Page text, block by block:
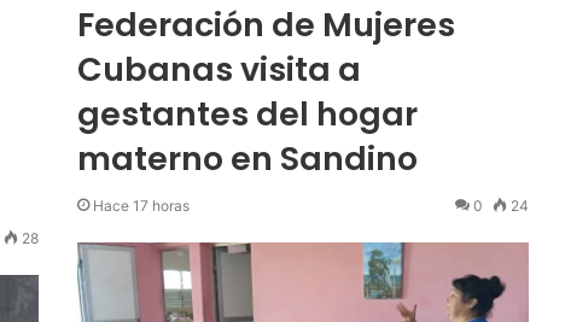
Federación de Mujeres
Cubanas visita a
gestantes del hogar
materno en Sandino
Hace 17 horas 0 24
28